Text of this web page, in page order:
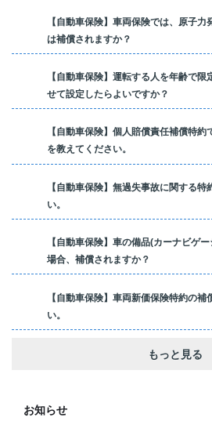
【自動車保険】車両保険では、原子
は補償されますか？
【自動車保険】運転する人を年齢で
せて設定したらよいですか？
【自動車保険】個人賠償責任補償特
を教えてください。
【自動車保険】無過失事故に関する
い。
【自動車保険】車の備品(カーナビゲ
場合、補償されますか？
【自動車保険】車両新価保険特約の
い。
もっと見る
お知らせ